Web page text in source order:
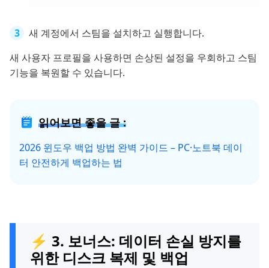
새 계정에서 스팀을 설치하고 실행합니다.
새 사용자 프로필을 사용하면 손상된 설정을 우회하고 스팀
기능을 복원할 수 있습니다.
읽어보면 좋을 글 :
2026 윈도우 백업 방법 완벽 가이드 – PC·노트북 데이
터 안전하게 백업하는 법
⚡ 3. 보너스: 데이터 손실 방지를
위한 디스크 복제 및 백업